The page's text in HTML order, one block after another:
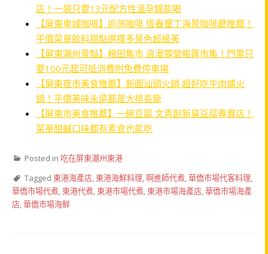
店！一袋只要13元配方性溫孕婦能喝
【屏東車城咖啡】逅灣咖啡 恆春墾丁海景咖啡廳推薦！
平價菜單飲料甜點選擇多景色超級美
【屏東潮州景點】粮田集市 浪漫露營帳篷市集！門票只
要100元起可抵消費附免費停車場
【屏東夜市美食推薦】新園汕頭火鍋 超好吃牛肉爐火
鍋！平價美味永遠都是大排長龍
【屏東市美食推薦】一碗豆腐 文青創新臭豆腐專賣店！
菜單甜鹹口味都有素食也能吃
Posted in 吃在屏東潮州東港
Tagged 東港海產店, 東港海鮮料理, 啊進師代煮,華僑市場代客料理,
華僑市場代煮, 東港代煮, 東港市場代煮, 東港市場海產店,華僑市場海產
店,華僑市場海鮮